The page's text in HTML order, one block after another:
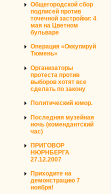
Общегородской сбор
подписей против
точечной застройки: 4
мая на Цветном
бульваре
Операция «Оккупируй
Тюмень»
Организаторы
протеста против
выборов хотят все
сделать по закону
Политический юмор.
Последняя музейная
ночь (комендантский
час)
ПРИГОВОР
НЮРНБЕРГА
27.12.2007
Приходите на
демонстрацию 7
ноября!